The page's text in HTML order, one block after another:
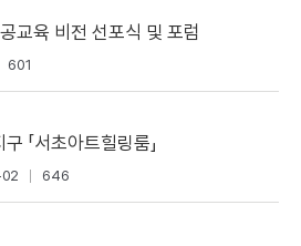
교육 비전 선포식 및 포럼
601
「서초아트힐링룸」
646